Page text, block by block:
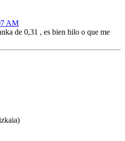
AM
de 0,31 , es bien hilo o que me